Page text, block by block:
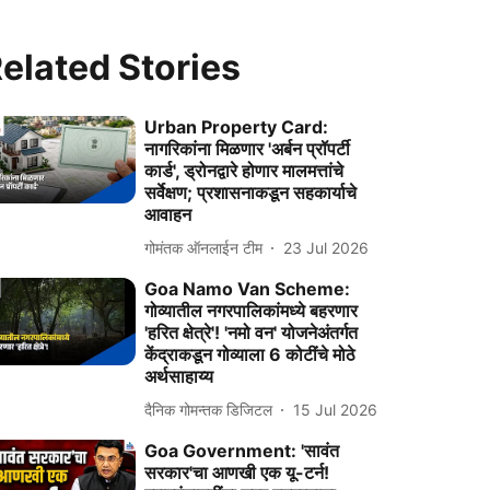
Stories
Urban Property Card:
नागरिकांना मिळणार 'अर्बन प्रॉपर्टी
कार्ड', ड्रोनद्वारे होणार मालमत्तांचे
सर्वेक्षण; प्रशासनाकडून सहकार्याचे
आवाहन
गोमंतक ऑनलाईन टीम 23 Jul 2026
Goa Namo Van Scheme:
गोव्यातील नगरपालिकांमध्ये बहरणार
'हरित क्षेत्रे'! 'नमो वन' योजनेअंतर्गत
केंद्राकडून गोव्याला 6 कोटींचे मोठे
अर्थसाहाय्य
दैनिक गोमन्तक डिजिटल 15 Jul 2026
Goa Government: 'सावंत
सरकार'चा आणखी एक यू-टर्न!